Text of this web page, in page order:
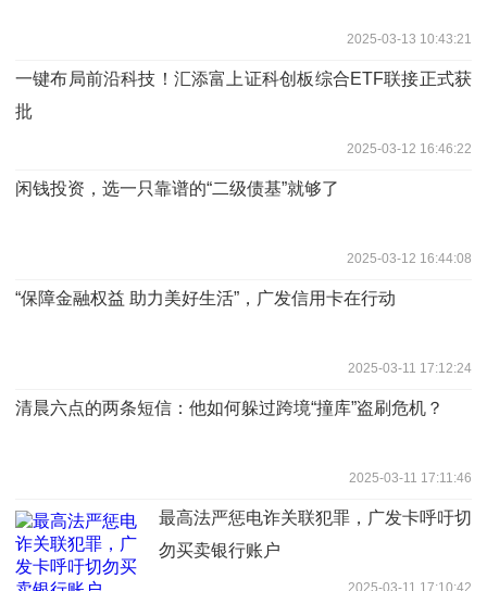
2025-03-13 10:43:21
一键布局前沿科技！汇添富上证科创板综合ETF联接正式获
批
2025-03-12 16:46:22
闲钱投资，选一只靠谱的“二级债基”就够了
2025-03-12 16:44:08
“保障金融权益 助力美好生活”，广发信用卡在行动
2025-03-11 17:12:24
清晨六点的两条短信：他如何躲过跨境“撞库”盗刷危机？
2025-03-11 17:11:46
最高法严惩电诈关联犯罪，广发卡呼吁切
勿买卖银行账户
2025-03-11 17:10:42